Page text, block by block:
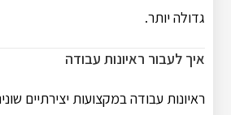
גדולה יותר.
איך לעבור ראיונות עבודה
ראיונות עבודה במקצועות יצירתיים